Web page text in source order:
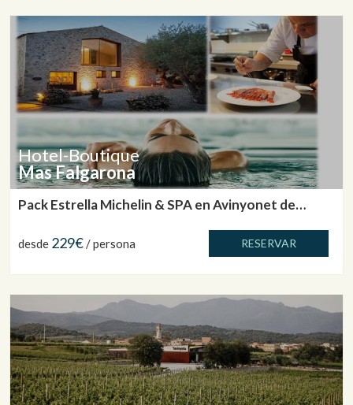
Hotel-Boutique
Mas Falgarona
Pack Estrella Michelin & SPA en Avinyonet de
desde 229€/ persona RESERVAR